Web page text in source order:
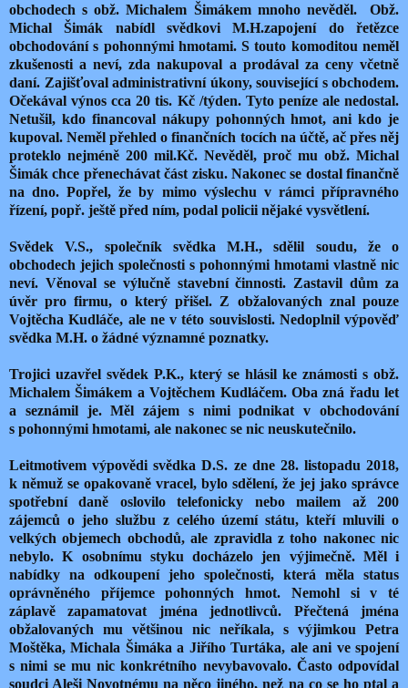
obchodech s obž. Michalem Šimákem mnoho nevěděl.
Obž.
Michal Šimák nabídl svědkovi M.H.zapojení do řetězce
obchodování s pohonnými hmotami. S touto komoditou neměl
zkušenosti a neví, zda nakupoval a prodával za ceny včetně
daní. Zajišťoval administrativní úkony, související s obchodem.
Očekával výnos cca 20 tis. Kč /týden. Tyto peníze ale nedostal.
Netušil, kdo financoval nákupy pohonných hmot, ani kdo je
kupoval. Neměl přehled o finančních tocích na účtě, ač přes něj
proteklo nejméně 200 mil.Kč. Nevěděl, proč mu obž. Michal
Šimák chce přenechávat část zisku. Nakonec se dostal finančně
na dno. Popřel, že by mimo výslechu v rámci přípravného
řízení, popř. ještě před ním, podal policii nějaké vysvětlení.
Svědek V.S., společník svědka M.H., sdělil soudu, že o
obchodech jejich společnosti s pohonnými hmotami vlastně nic
neví. Věnoval se výlučně stavební činnosti. Zastavil dům za
úvěr pro firmu, o který přišel. Z obžalovaných znal pouze
Vojtěcha Kudláče, ale ne v této souvislosti. Nedoplnil výpověď
svědka M.H. o žádné významné poznatky.
Trojici uzavřel svědek P.K., který se hlásil ke známosti s obž.
Michalem Šimákem a Vojtěchem Kudláčem. Oba zná řadu let
a seznámil je. Měl zájem s nimi podnikat v obchodování
s pohonnými hmotami, ale nakonec se nic neuskutečnilo.
Leitmotivem výpovědi svědka D.S. ze dne 28. listopadu 2018,
k němuž se opakovaně vracel, bylo sdělení, že jej jako správce
spotřební daně oslovilo telefonicky nebo mailem až 200
zájemců o jeho službu z celého území státu, kteří mluvili o
velkých objemech obchodů, ale zpravidla z toho nakonec nic
nebylo. K osobnímu styku docházelo jen výjimečně. Měl i
nabídky na odkoupení jeho společnosti, která měla status
oprávněného příjemce pohonných hmot. Nemohl si v té
záplavě zapamatovat jména jednotlivců. Přečtená jména
obžalovaných mu většinou nic neříkala, s výjimkou Petra
Moštěka, Michala Šimáka a Jiřího Turtáka, ale ani ve spojení
s nimi se mu nic konkrétního nevybavovalo. Často odpovídal
soudci Aleši Novotnému na něco jiného, než na co se ho ptal a